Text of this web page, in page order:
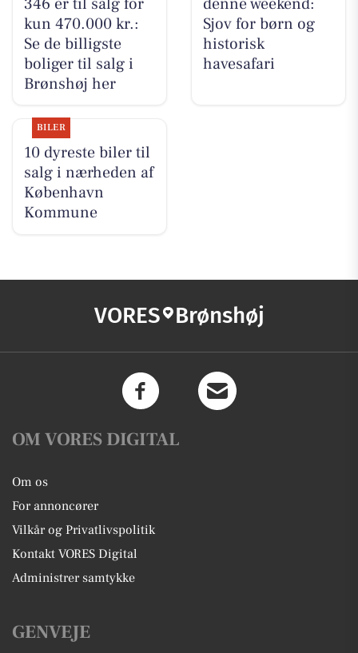
kun 470.000 kr.:
Se de billigste
boliger til salg i
Brønshøj her
Sjov for børn og
historisk
havesafari
BILER
10 dyreste biler til
salg i nærheden af
København
Kommune
VORES Brønshøj
OM VORES DIGITAL
Om os
For annoncører
Vilkår og Privatlivspolitik
Kontakt VORES Digital
Administrer samtykke
GENVEJE